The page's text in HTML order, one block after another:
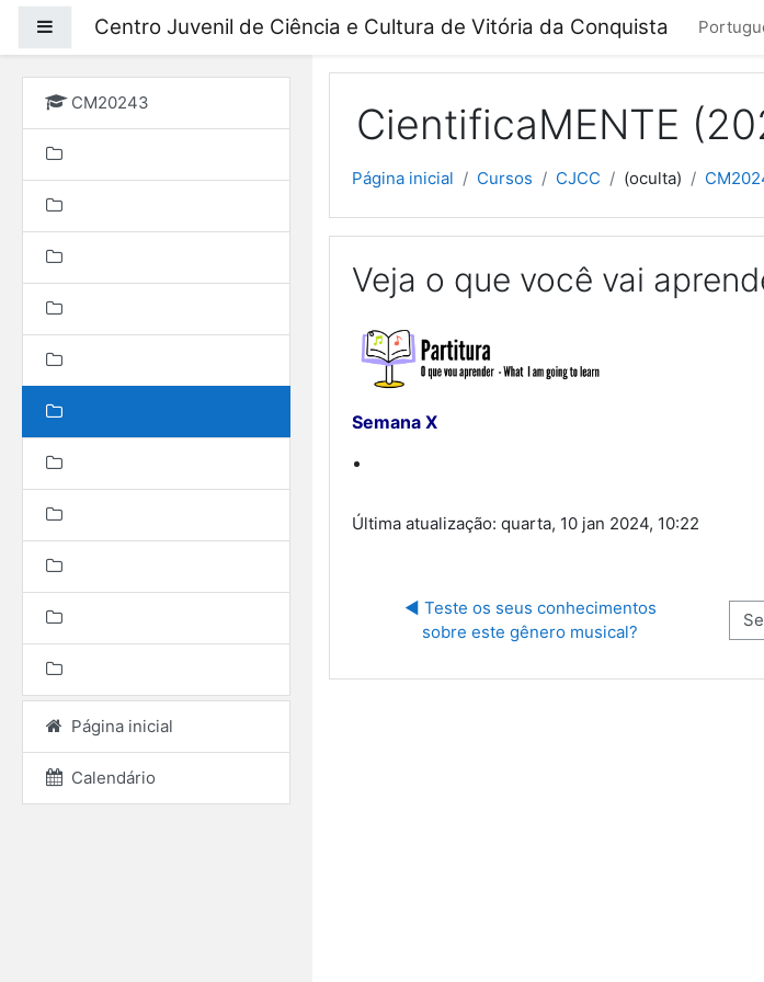
Painel lateral
Centro Juvenil de Ciência e Cultura de Vitória da Conquista
CM20243
Página inicial
Calendário
CientificaMENTE
Página inicial Cursos CJCC (oculta)
Veja o que você vai
Semana X
Última atualização: quarta, 10 jan 2024, 10:22
◀︎ Teste os seus conhecimentos
sobre este gênero musical?
Seguir